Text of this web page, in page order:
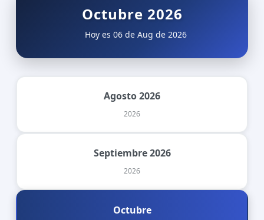
Octubre 2026
Hoy es 06 de Aug de 2026
Agosto 2026
2026
Septiembre 2026
2026
Octubre